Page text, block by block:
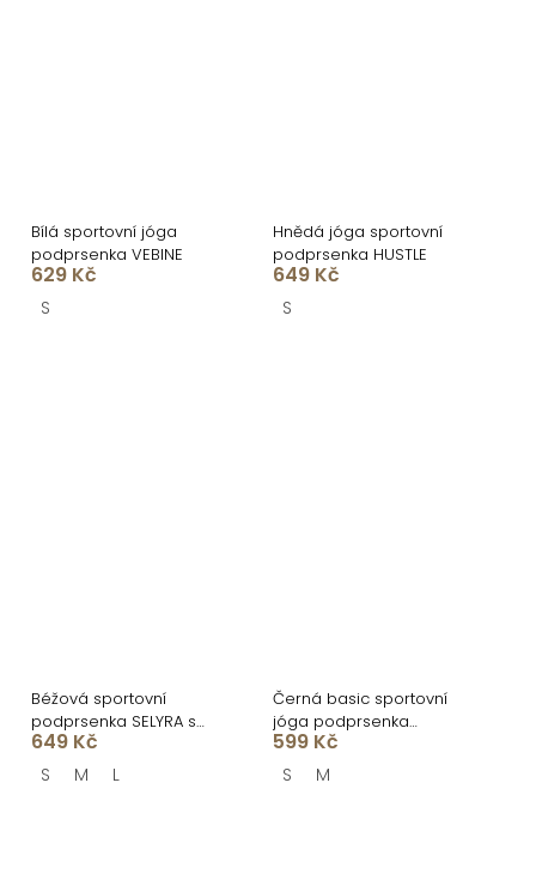
Bílá sportovní jóga
podprsenka VEBINE
629 Kč
S
Hnědá jóga sportovní
podprsenka HUSTLE
649 Kč
S
Béžová sportovní
podprsenka SELYRA s
podporou
649 Kč
S M L
Černá basic sportovní
jóga podprsenka
MIVORA
599 Kč
S M